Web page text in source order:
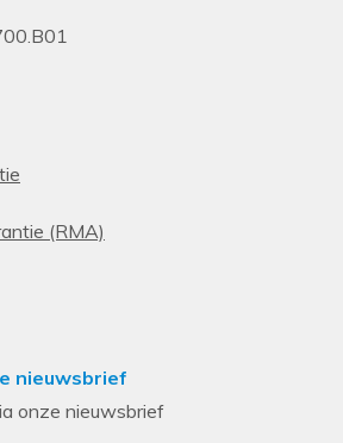
(RMA)
nieuwsbrief
onze nieuwsbrief